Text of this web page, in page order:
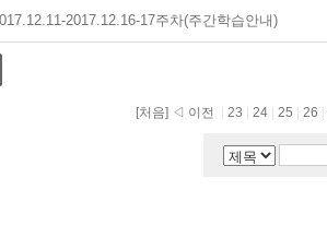
2017.12.16-17주차(주간학습안내)
[처음] ◁ 이전 23 24 25 26